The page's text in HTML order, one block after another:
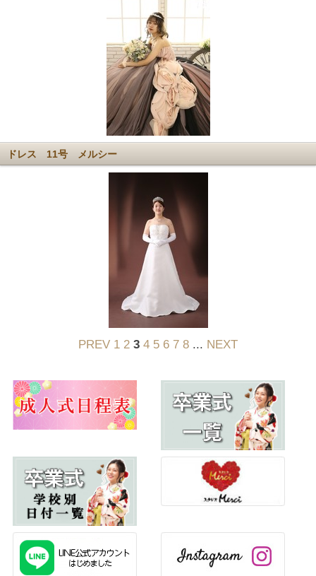
ドレス 11号 メルシー
PREV 1 2 3 4 5 6 7 8 ... NEXT